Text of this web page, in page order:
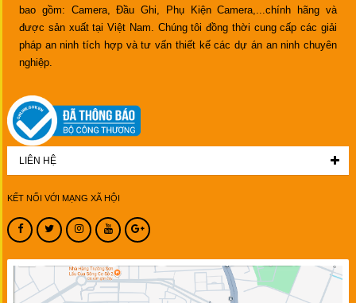
bao gồm: Camera, Đầu Ghi, Phụ Kiện Camera,...chính hãng và
được sản xuất tại Việt Nam. Chúng tôi đồng thời cung cấp các giải
pháp an ninh tích hợp và tư vấn thiết kế các dự án an ninh chuyên
nghiệp.
LIÊN HỆ
KẾT NỐI VỚI MẠNG XÃ HỘI